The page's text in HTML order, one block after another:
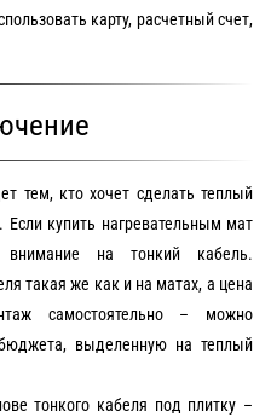
карту, расчетный счет,
тем, кто хочет сделать теплый
купить нагревательным мат
на тонкий кабель.
такая же как и на матах, а цена
самостоятельно – можно
выделенную на теплый
тонкого кабеля под плитку –